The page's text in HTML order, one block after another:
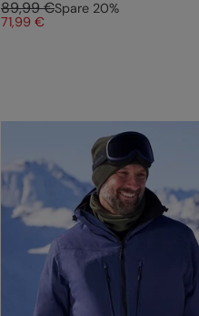
89,99 €Spare 20%
71,99 €